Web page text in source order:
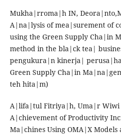
Mukha|rroma|h IN,
A|na|lysis of mea|surement of
using the Green Supply Cha|in
method in the bla|ck tea|
pengukura|n kinerja|
Green Supply Cha|in
teh hita|m)
A|lifa|tul Fitriya|h, Uma|r Wiwi
A|chievement of Productivity
Ma|chines Using OMA|X